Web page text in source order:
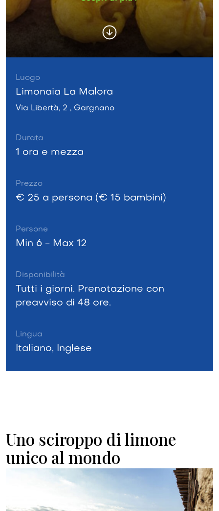
Luogo
Limonaia La Malora
Via Libertà, 2 , Gargnano
Durata
1 ora e mezza
Prezzo
€ 25 a persona (€ 15 bambini)
Persone
Min 6 - Max 12
Disponibilità
Tutti i giorni. Prenotazione con
preavviso di 48 ore.
Lingua
Italiano, Inglese
Uno sciroppo di limone
unico al mondo